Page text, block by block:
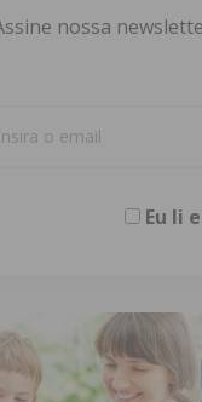
nossa
Eu li